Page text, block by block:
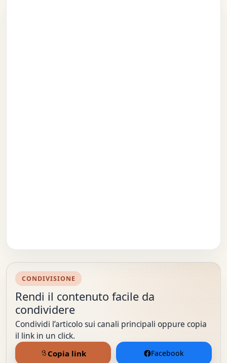
CONDIVISIONE
Rendi il contenuto facile da
condividere
Condividi l’articolo sui canali principali oppure copia
il link in un click.
Facebook
Copia link